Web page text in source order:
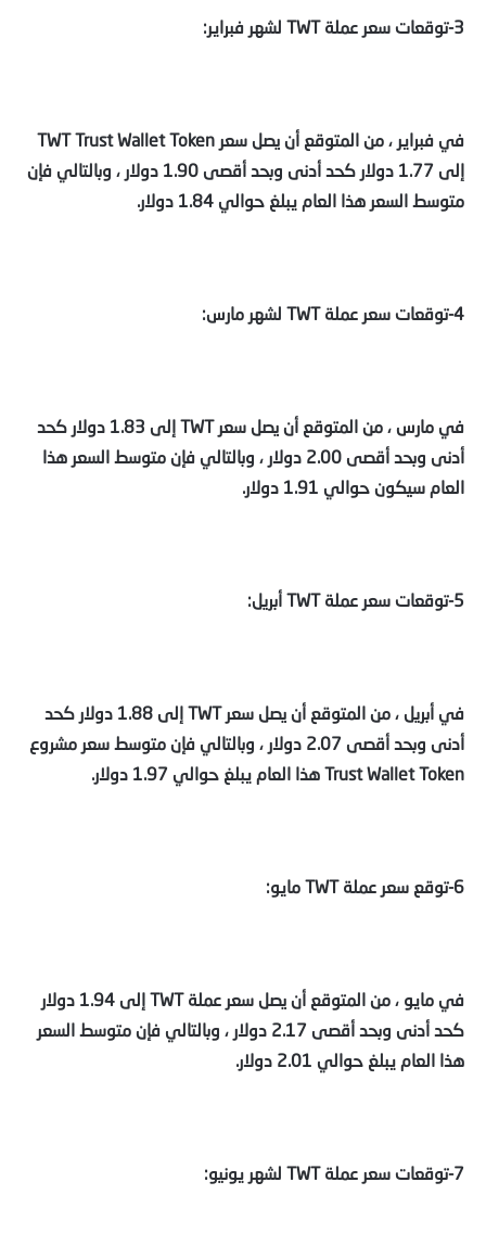
3-توقعات سعر عملة TWT لشهر فبراير:
في فبراير ، من المتوقع أن يصل سعر TWT Trust Wallet Token
إلى 1.77 دولار كحد أدنى وبحد أقصى 1.90 دولار ، وبالتالي فإن
متوسط السعر هذا العام يبلغ حوالي 1.84 دولار.
4-توقعات سعر عملة TWT لشهر مارس:
في مارس ، من المتوقع أن يصل سعر TWT إلى 1.83 دولار كحد
أدنى وبحد أقصى 2.00 دولار ، وبالتالي فإن متوسط السعر هذا
العام سيكون حوالي 1.91 دولار.
5-توقعات سعر عملة TWT أبريل:
في أبريل ، من المتوقع أن يصل سعر TWT إلى 1.88 دولار كحد
أدنى وبحد أقصى 2.07 دولار ، وبالتالي فإن متوسط سعر مشروع
Trust Wallet Token هذا العام يبلغ حوالي 1.97 دولار.
6-توقع سعر عملة TWT مايو:
في مايو ، من المتوقع أن يصل سعر عملة TWT إلى 1.94 دولار
كحد أدنى وبحد أقصى 2.17 دولار ، وبالتالي فإن متوسط السعر
هذا العام يبلغ حوالي 2.01 دولار.
7-توقعات سعر عملة TWT لشهر يونيو: